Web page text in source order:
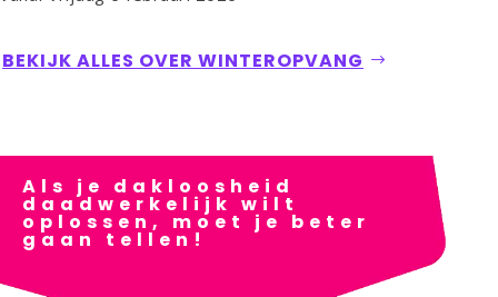
BEKIJK ALLES OVER WINTEROPVANG
Als je dakloosheid
daadwerkelijk wilt
oplossen, moet je beter
gaan tellen!